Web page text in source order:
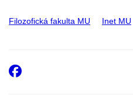
Filozofická fakulta MU Inet MU
Facebook